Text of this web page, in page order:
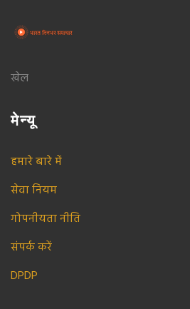
खेल
मेन्यू
हमारे बारे में
सेवा नियम
गोपनीयता नीति
संपर्क करें
DPDP